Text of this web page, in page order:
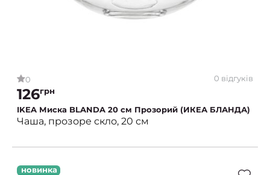
0 0 відгуків
126грн
IKEA Миска BLANDA 20 см Прозорий (ИКЕА БЛАНДА)
Чаша, прозоре скло, 20 см
новинка